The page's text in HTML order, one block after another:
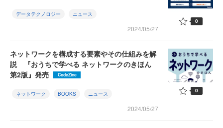
データテクノロジー ニュース
2024/05/27
0
ネットワークを構成する要素やその仕組みを解
説 『おうちで学べる ネットワークのきほん
第2版』発売
CodeZine
ネットワーク BOOKS ニュース
2024/05/27
0